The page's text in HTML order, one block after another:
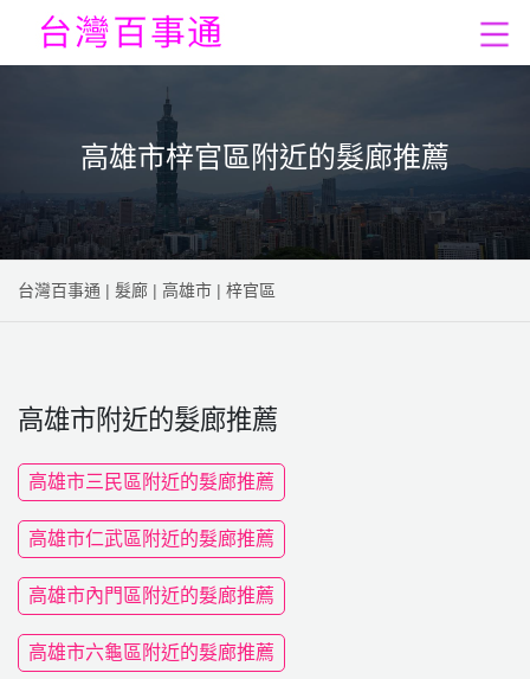
高雄市梓官區附近的髮廊推薦
台灣百事通 | 髮廊 | 高雄市 | 梓官區
高雄市附近的髮廊推薦
高雄市三民區附近的髮廊推薦
高雄市仁武區附近的髮廊推薦
高雄市內門區附近的髮廊推薦
高雄市六龜區附近的髮廊推薦